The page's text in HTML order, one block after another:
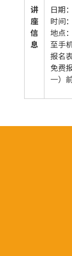
讲
座
信
息
日期
时间
地点
至手
报名
免费
一）